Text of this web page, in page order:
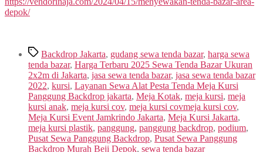
depok/
TagsBackdrop Jakarta, gudang sewa tenda bazar, harga sewa
tenda bazar, Harga Terbaru 2025 Sewa Tenda Bazar Ukuran
2x2m di Jakarta, jasa sewa tenda bazar, jasa sewa tenda bazar
2022, kursi, Layanan Sewa Alat Pesta Tenda Meja Kursi
Panggung Backdrop jakarta, Meja Kotak, meja kursi, meja
kursi anak, meja kursi cov, meja kursi covmeja kursi cov,
Meja Kursi Event Jamkrindo Jakarta, Meja Kursi Jakarta,
meja kursi plastik, panggung, panggung backdrop, podium,
Pusat Sewa Panggung Backdrop, Pusat Sewa Panggung
Backdrop Murah Beji Depok, sewa tenda bazar